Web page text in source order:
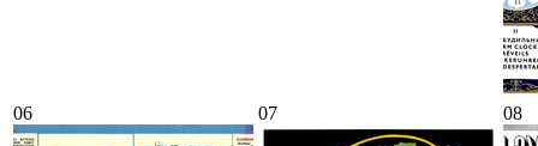
06 07 08